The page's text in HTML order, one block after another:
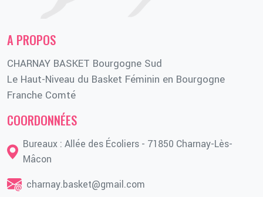
A PROPOS
CHARNAY BASKET Bourgogne Sud
Le Haut-Niveau du Basket Féminin en Bourgogne
Franche Comté
COORDONNÉES
Bureaux : Allée des Écoliers - 71850 Charnay-Lès-
Mâcon
charnay.basket@gmail.com